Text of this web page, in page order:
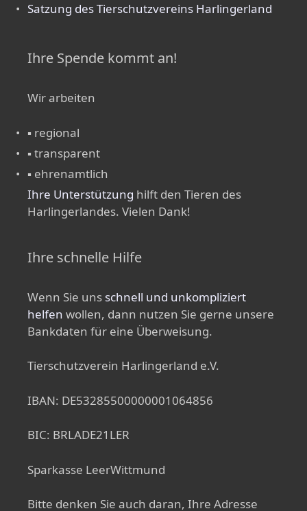
Satzung des Tierschutzvereins Harlingerland
Ihre Spende kommt an!
Wir arbeiten
▪ regional
▪ transparent
▪ ehrenamtlich
Ihre Unterstützung hilft den Tieren des
Harlingerlandes. Vielen Dank!
Ihre schnelle Hilfe
Wenn Sie uns schnell und unkompliziert
helfen wollen, dann nutzen Sie gerne unsere
Bankdaten für eine Überweisung.
Tierschutzverein Harlingerland e.V.
IBAN: DE53285500000001064856
BIC: BRLADE21LER
Sparkasse LeerWittmund
Bitte denken Sie auch daran, Ihre Adresse